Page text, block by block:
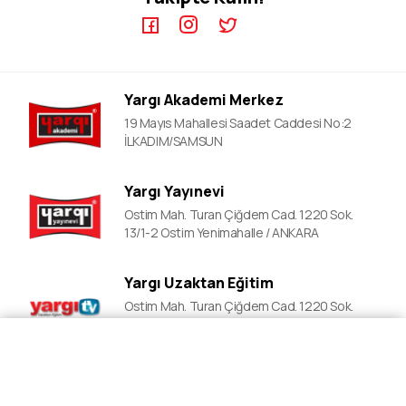
YDS Video Ders
Yargı Akademi Merkez
19 Mayıs Mahallesi Saadet Caddesi No:2
İLKADIM/SAMSUN
Yargı Yayınevi
Ostim Mah. Turan Çiğdem Cad. 1220 Sok.
13/1-2 Ostim Yenimahalle / ANKARA
Yargı Uzaktan Eğitim
Ostim Mah. Turan Çiğdem Cad. 1220 Sok.